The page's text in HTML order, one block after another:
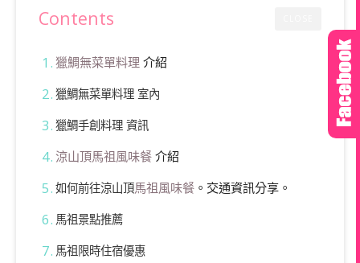
Contents
獵鯛無菜單料理 介紹
獵鯛無菜單料理 室內
獵鯛手創料理 資訊
涼山頂馬祖風味餐介紹
如何前往涼山頂馬祖風味餐。交通資訊分享。
馬祖景點推薦
馬祖限時住宿優惠